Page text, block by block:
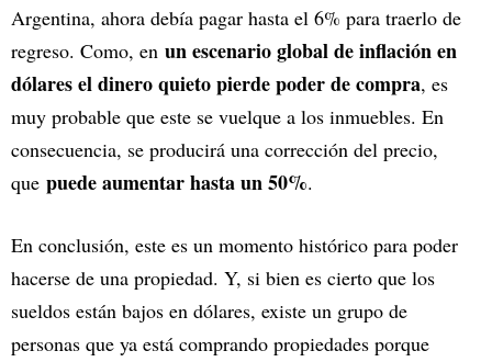
Argentina, ahora debía pagar hasta el 6% para traerlo de
regreso. Como, en un escenario global de inflación en
dólares el dinero quieto pierde poder de compra, es
muy probable que este se vuelque a los inmuebles. En
consecuencia, se producirá una corrección del precio,
que puede aumentar hasta un 50%.
En conclusión, este es un momento histórico para poder
hacerse de una propiedad. Y, si bien es cierto que los
sueldos están bajos en dólares, existe un grupo de
personas que ya está comprando propiedades porque